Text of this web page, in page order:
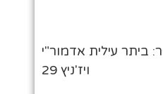
עילית אדמור"י
ויז'ניץ 29